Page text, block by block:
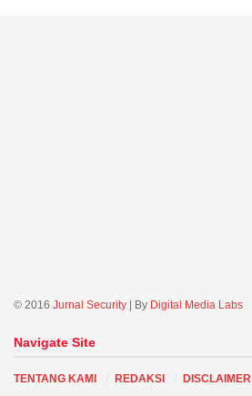
© 2016 Jurnal Security | By Digital Media Labs
Navigate Site
TENTANG KAMI REDAKSI DISCLAIMER